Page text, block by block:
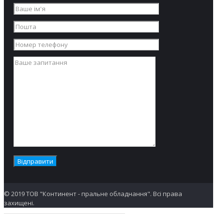
© 2019 ТОВ "Континент - пральне обладнання". Всі права
захищені.